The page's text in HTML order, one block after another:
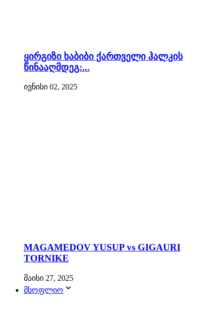
ყირგიზი ხაბიბი ქართველი ჰალკის
წინააღმდეგ:...
ივნისი 02, 2025
MAGAMEDOV YUSUP vs GIGAURI
TORNIKE
მაისი 27, 2025
მსოფლიო